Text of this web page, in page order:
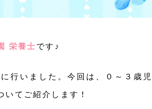
栄養士 です♪
行いました。今回は、０～３歳児
いてご紹介します！